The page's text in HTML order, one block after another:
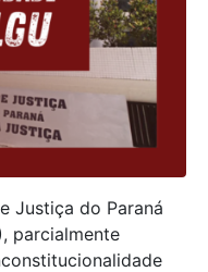
Justiça do Paraná
parcialmente